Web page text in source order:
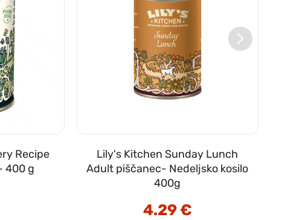
Recipe
400 g
Lily's Kitchen Sunday Lunch
Adult piščanec- Nedeljsko kosilo
400g
4.29€